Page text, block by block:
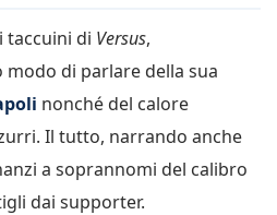
taccuini di Versus,
modo di parlare della sua
nonché del calore
Il tutto, narrando anche
a soprannomi del calibro
dai supporter.